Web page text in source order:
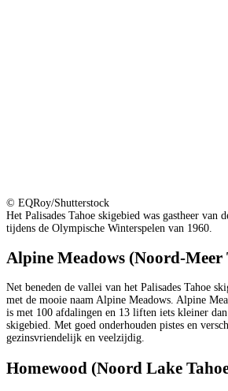
© EQRoy/Shutterstock
Het Palisades Tahoe skigebied was gastheer van
tijdens de Olympische Winterspelen van 1960.
Alpine Meadows (Noord-Meer
Net beneden de vallei van het Palisades Tahoe
met de mooie naam Alpine Meadows. Alpine
is met 100 afdalingen en 13 liften iets kleiner dan
skigebied. Met goed onderhouden pistes en
gezinsvriendelijk en veelzijdig.
Homewood (Noord Lake